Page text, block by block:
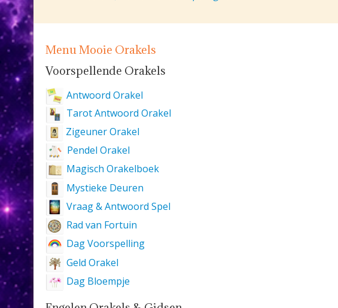
Menu Mooie Orakels
Voorspellende Orakels
Antwoord Orakel
Tarot Antwoord Orakel
Zigeuner Orakel
Pendel Orakel
Magisch Orakelboek
Mystieke Deuren
Vraag & Antwoord Spel
Rad van Fortuin
Dag Voorspelling
Geld Orakel
Dag Bloempje